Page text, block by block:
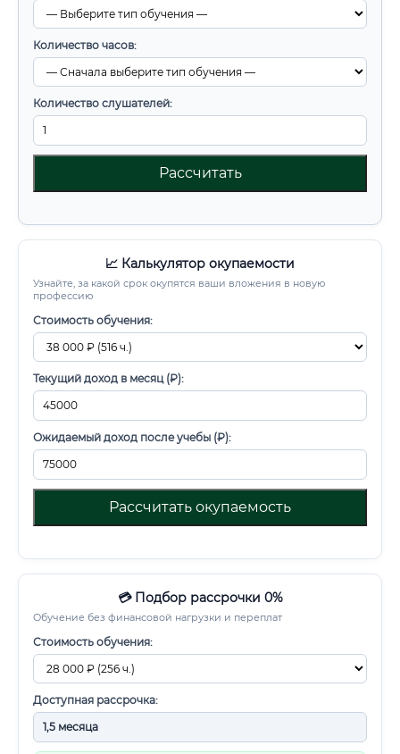
Количество часов:
Количество слушателей:
Рассчитать
📈 Калькулятор окупаемости
Узнайте, за какой срок окупятся ваши вложения в новую
профессию
Стоимость обучения:
Текущий доход в месяц (₽):
Ожидаемый доход после учебы (₽):
Рассчитать окупаемость
💳 Подбор рассрочки 0%
Обучение без финансовой нагрузки и переплат
Стоимость обучения:
Доступная рассрочка: